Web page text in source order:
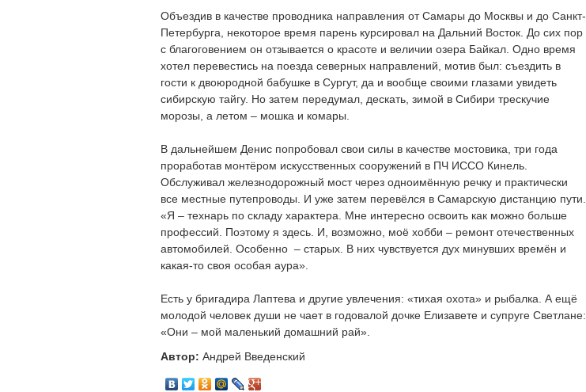
Объездив в качестве проводника направления от Самары до Москвы и до Санкт-
Петербурга, некоторое время парень курсировал на Дальний Восток. До сих пор
с благоговением он отзывается о красоте и величии озера Байкал. Одно время
хотел перевестись на поезда северных направлений, мотив был: съездить в
гости к двоюродной бабушке в Сургут, да и вообще своими глазами увидеть
сибирскую тайгу. Но затем передумал, дескать, зимой в Сибири трескучие
морозы, а летом – мошка и комары.
В дальнейшем Денис попробовал свои силы в качестве мостовика, три года
проработав монтёром искусственных сооружений в ПЧ ИССО Кинель.
Обслуживал железнодорожный мост через одноимённую речку и практически
все местные путепроводы. И уже затем перевёлся в Самарскую дистанцию пути.
«Я – технарь по складу характера. Мне интересно освоить как можно больше
профессий. Поэтому я здесь. И, возможно, моё хобби – ремонт отечественных
автомобилей. Особенно – старых. В них чувствуется дух минувших времён и
какая-то своя особая аура».
Есть у бригадира Лаптева и другие увлечения: «тихая охота» и рыбалка. А ещё
молодой человек души не чает в годовалой дочке Елизавете и супруге Светлане:
«Они – мой маленький домашний рай».
Автор: Андрей Введенский